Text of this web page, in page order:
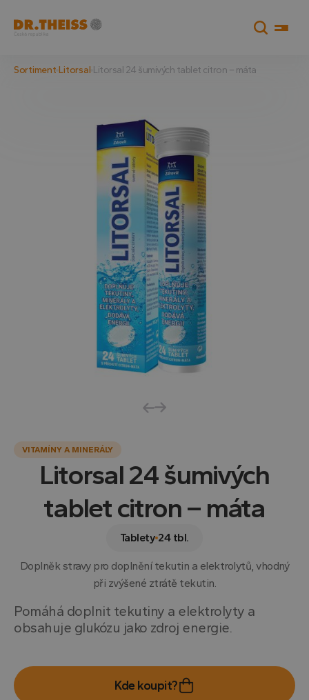
Sortiment Litorsal Litorsal 24 šumivých tablet citron – máta
VITAMÍNY A MINERÁLY
Litorsal 24 šumivých
tablet citron – máta
Tablety 24 tbl.
Doplněk stravy pro doplnění tekutin a elektrolytů, vhodný
při zvýšené ztrátě tekutin.
Pomáhá doplnit tekutiny a elektrolyty a
obsahuje glukózu jako zdroj energie.
Kde koupit?